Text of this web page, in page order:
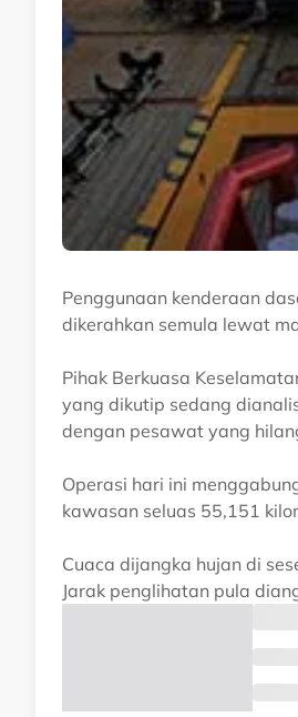
Penggunaan kenderaan
dikerahkan semula lewat
Pihak Berkuasa
yang dikutip sedang
dengan pesawat yang
Operasi hari ini
kawasan seluas 55,151
Cuaca dijangka hujan di
Jarak penglihatan pula